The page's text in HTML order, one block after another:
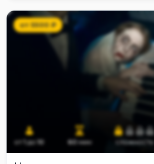
от5500₽
от до10 60мин сложность